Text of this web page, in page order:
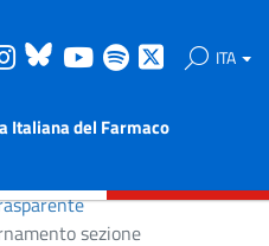
Instagram
Bluesky
Youtube
Spotify ITA
Italiana del Farmaco
sezione